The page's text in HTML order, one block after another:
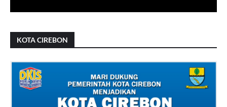
KOTA CIREBON